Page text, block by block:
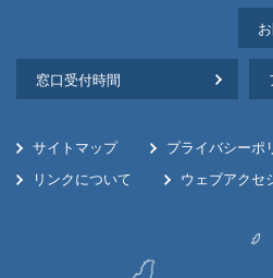
窓口受付時間
サイトマップ プライバシーポ
リンクについて
ウェブアクセ